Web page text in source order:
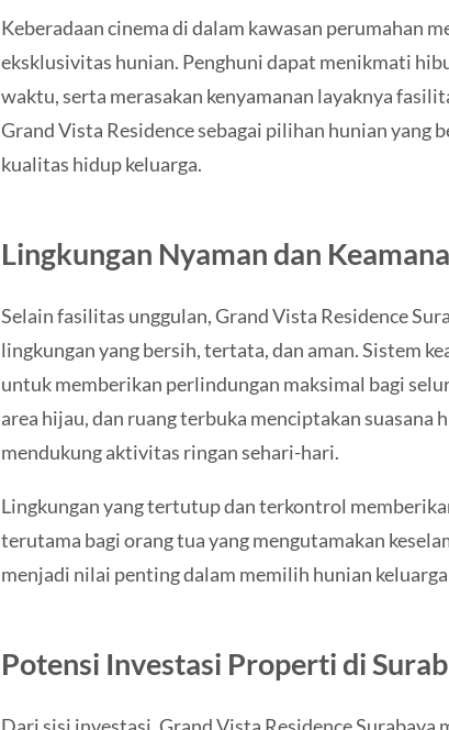
Keberadaan cinema di dalam kawasan perumahan
eksklusivitas hunian. Penghuni dapat menikmati
waktu, serta merasakan kenyamanan layaknya
Grand Vista Residence sebagai pilihan hunian yang
kualitas hidup keluarga.
Lingkungan Nyaman dan
Selain fasilitas unggulan, Grand Vista Residence
lingkungan yang bersih, tertata, dan aman. Sistem
untuk memberikan perlindungan maksimal bagi
area hijau, dan ruang terbuka menciptakan suasana
mendukung aktivitas ringan sehari-hari.
Lingkungan yang tertutup dan terkontrol
terutama bagi orang tua yang mengutamakan
menjadi nilai penting dalam memilih hunian
Potensi Investasi Properti di